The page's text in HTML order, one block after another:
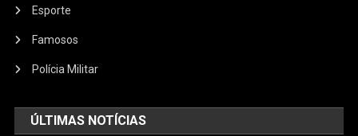
Esporte
Famosos
Polícia Militar
ÚLTIMAS NOTÍCIAS